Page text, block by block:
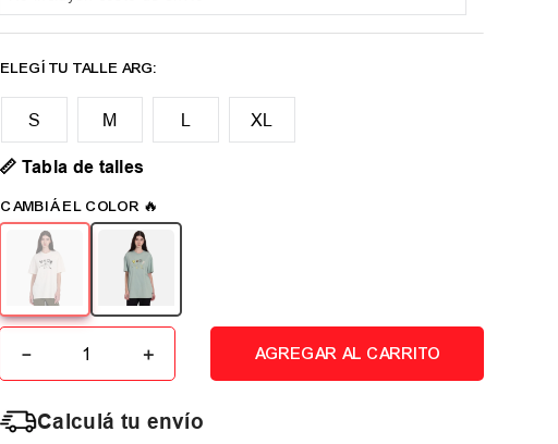
M L XL
📏 Tabla de talles
＋
－ AGREGAR AL CARRITO
Calculá tu envío